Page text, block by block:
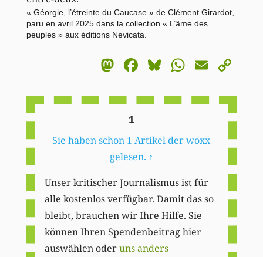
« Géorgie, l’étreinte du Caucase » de Clément Girardot,
paru en avril 2025 dans la collection « L’âme des
peuples » aux éditions Nevicata.
Mastodon
Facebook
BlueskyEmail
1
Sie haben schon 1 Artikel der woxx
gelesen. ↑
Unser kritischer Journalismus ist für
alle kostenlos verfügbar. Damit das so
bleibt, brauchen wir Ihre Hilfe. Sie
können Ihren Spendenbeitrag hier
auswählen oderuns anders